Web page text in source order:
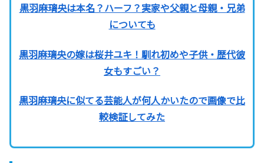
黒羽麻璃央は本名？ハーフ？実家や父親と母親・兄弟
についても
黒羽麻璃央の嫁は桜井ユキ！馴れ初めや子供・歴代彼
女もすごい？
黒羽麻璃央に似てる芸能人が何人かいたので画像で比
較検証してみた